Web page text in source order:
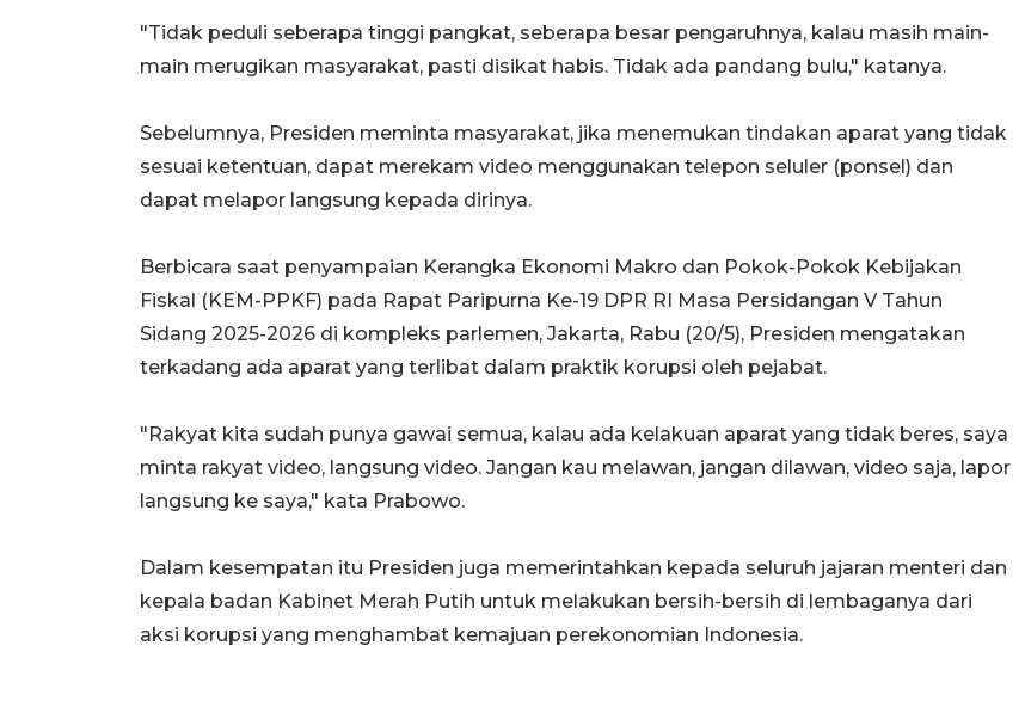
"Tidak peduli seberapa tinggi pangkat, seberapa besar pengaruhnya, kalau masih main-
main merugikan masyarakat, pasti disikat habis. Tidak ada pandang bulu," katanya.
Sebelumnya, Presiden meminta masyarakat, jika menemukan tindakan aparat yang tidak
sesuai ketentuan, dapat merekam video menggunakan telepon seluler (ponsel) dan
dapat melapor langsung kepada dirinya.
Berbicara saat penyampaian Kerangka Ekonomi Makro dan Pokok-Pokok Kebijakan
Fiskal (KEM-PPKF) pada Rapat Paripurna Ke-19 DPR RI Masa Persidangan V Tahun
Sidang 2025-2026 di kompleks parlemen, Jakarta, Rabu (20/5), Presiden mengatakan
terkadang ada aparat yang terlibat dalam praktik korupsi oleh pejabat.
"Rakyat kita sudah punya gawai semua, kalau ada kelakuan aparat yang tidak beres, saya
minta rakyat video, langsung video. Jangan kau melawan, jangan dilawan, video saja, lapor
langsung ke saya," kata Prabowo.
Dalam kesempatan itu Presiden juga memerintahkan kepada seluruh jajaran menteri dan
kepala badan Kabinet Merah Putih untuk melakukan bersih-bersih di lembaganya dari
aksi korupsi yang menghambat kemajuan perekonomian Indonesia.